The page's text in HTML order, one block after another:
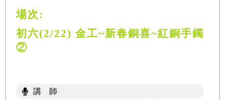
場次:
初六(2/22) 金工~新春銅喜~紅銅手鐲
②
講 師